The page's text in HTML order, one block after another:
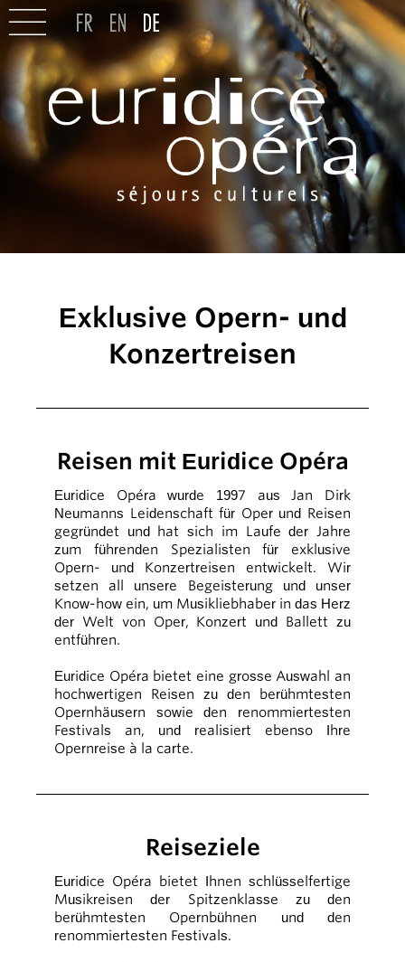
Exklusive Opern- und
Konzertreisen
Reisen mit Euridice Opéra
Euridice Opéra wurde 1997 aus Jan Dirk
Neumanns Leidenschaft für Oper und Reisen
gegründet und hat sich im Laufe der Jahre
zum führenden Spezialisten für exklusive
Opern- und Konzertreisen entwickelt. Wir
setzen all unsere Begeisterung und unser
Know-how ein, um Musikliebhaber in das Herz
der Welt von Oper, Konzert und Ballett zu
entführen.
Euridice Opéra bietet eine grosse Auswahl an
hochwertigen Reisen zu den berühmtesten
Opernhäusern sowie den renommiertesten
Festivals an, und realisiert ebenso Ihre
Opernreise à la carte.
Reiseziele
Euridice Opéra bietet Ihnen schlüsselfertige
Musikreisen der Spitzenklasse zu den
berühmtesten Opernbühnen und den
renommiertesten Festivals.